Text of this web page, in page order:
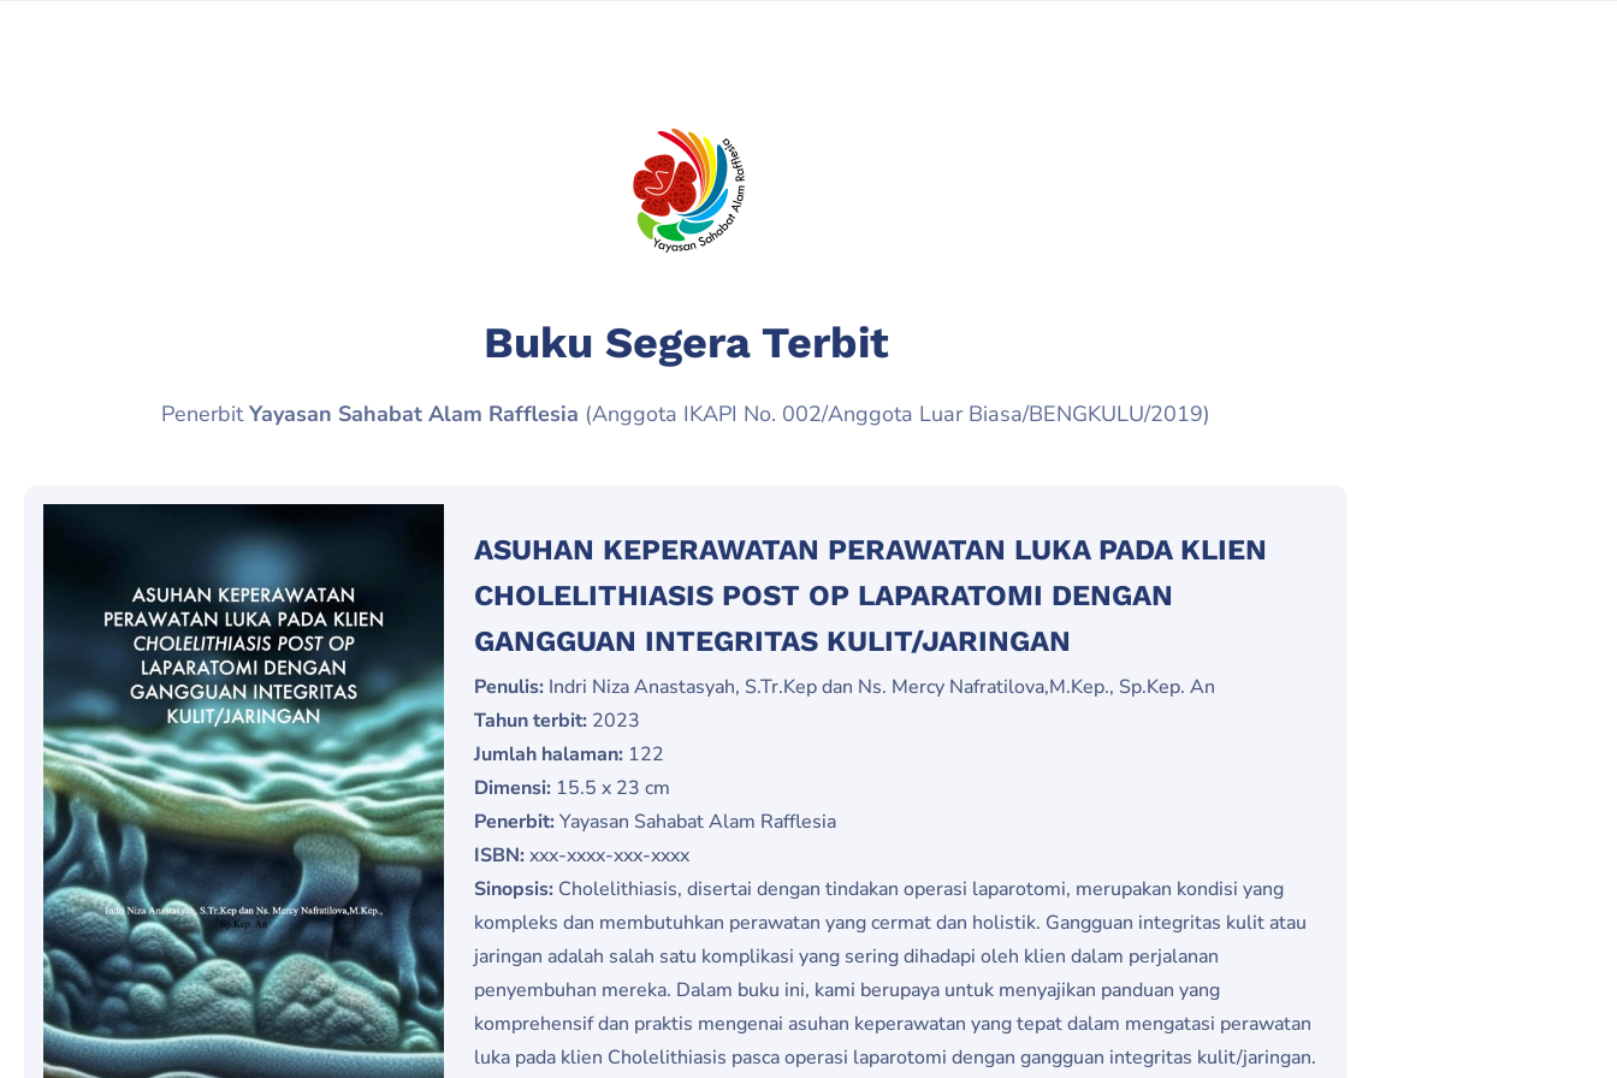
Buku Segera Terbit
PenerbitYayasan Sahabat Alam Rafflesia (Anggota IKAPI No. 002/Anggota Luar Biasa/BENGKULU/2019)
ASUHAN KEPERAWATAN PERAWATAN LUKA PADA KLIEN
CHOLELITHIASIS POST OP LAPARATOMI DENGAN
GANGGUAN INTEGRITAS KULIT/JARINGAN
Penulis:Indri Niza Anastasyah, S.Tr.Kep dan Ns. Mercy Nafratilova,M.Kep., Sp.Kep. An
Tahun terbit:2023
Jumlah halaman:122
Dimensi:15.5 x 23 cm
Penerbit:Yayasan Sahabat Alam Rafflesia
ISBN:xxx-xxxx-xxx-xxxx
Sinopsis: Cholelithiasis, disertai dengan tindakan operasi laparotomi, merupakan kondisi yang
kompleks dan membutuhkan perawatan yang cermat dan holistik. Gangguan integritas kulit atau
jaringan adalah salah satu komplikasi yang sering dihadapi oleh klien dalam perjalanan
penyembuhan mereka. Dalam buku ini, kami berupaya untuk menyajikan panduan yang
komprehensif dan praktis mengenai asuhan keperawatan yang tepat dalam mengatasi perawatan
luka pada klien Cholelithiasis pasca operasi laparotomi dengan gangguan integritas kulit/jaringan.